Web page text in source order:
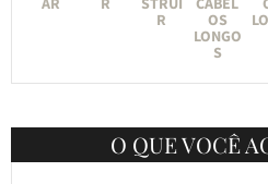
R
OS
LONGO
S
O QUE VOCÊ